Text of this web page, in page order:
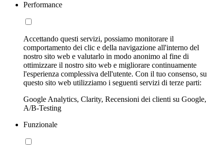
Performance
Accettando questi servizi, possiamo monitorare il
comportamento dei clic e della navigazione all'interno del
nostro sito web e valutarlo in modo anonimo al fine di
ottimizzare il nostro sito web e migliorare continuamente
l'esperienza complessiva dell'utente. Con il tuo consenso, su
questo sito web utilizziamo i seguenti servizi di terze parti:
Google Analytics, Clarity, Recensioni dei clienti su Google,
A/B-Testing
Funzionale